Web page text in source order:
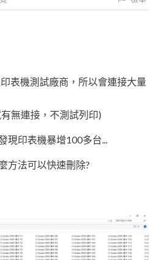
表機測試廠商，所以會連接大量
無連接，不測試列印)
現印表機暴增100多台...
方法可以快速刪除?